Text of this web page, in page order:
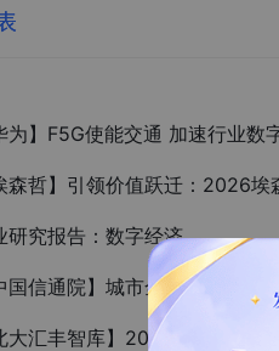
为】 F5G使能交通 加速行业数
森哲】 引领价值跃迁：2026埃
研究报告：数字经济
国信通院】 城市全域数字化转
大汇丰智库】 2026中国数字经